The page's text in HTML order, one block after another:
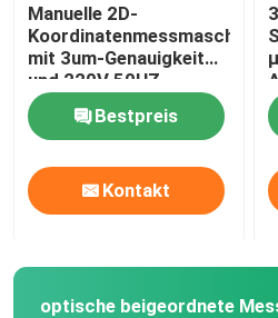
Manuelle 2D-
Koordinatenmessmaschine
mit 3um-Genauigkeit
und 220V 50HZ-
Leistung für
Präzisionsmessungen
Bestpreis
Kontakt
optische beigeordnete